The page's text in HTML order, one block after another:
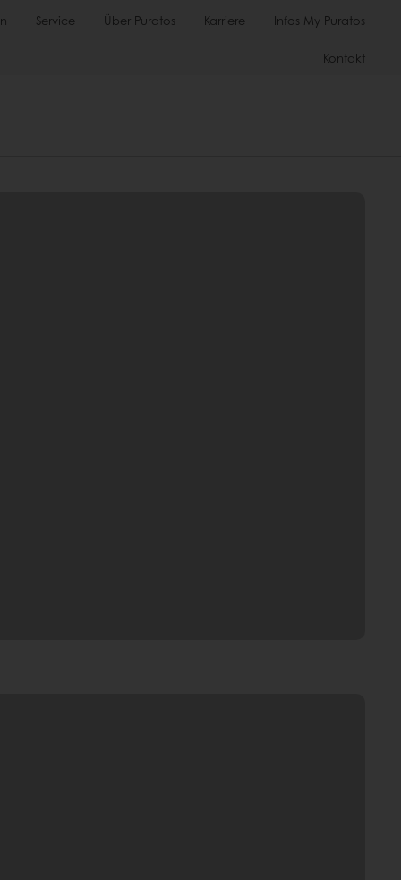
Service Über Puratos Karriere Infos My Puratos
Kontakt